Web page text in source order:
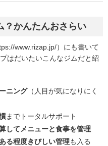
？かんたんおさらい
www.rizap.jp/）にも書いて
はだいたいこんなジムだと紹
ニング（人目が気になりにく
までトータルサポート
してメニューと食事を管理
ある程度きびしい管理も入る